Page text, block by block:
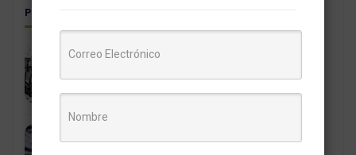
POSTS RELACIONADOS
Cómo la Xiaomi Store en Real Plaza Santa Clara
Supermercados y tiendas por departamento: Los